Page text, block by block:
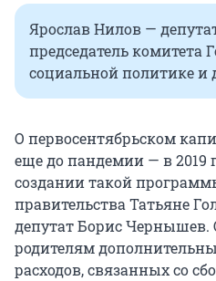
Ярослав Нилов —
председатель комитета
социальной политике и
О первосентябрьском
еще до пандемии — в 2019
создании такой
правительства Татьяне
депутат Борис Чернышев.
родителям
расходов, связанных со